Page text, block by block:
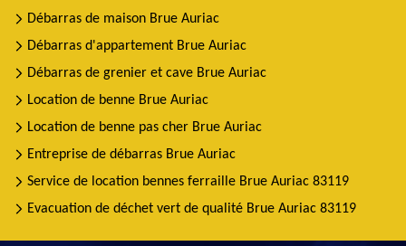
Débarras de maison Brue Auriac
Débarras d'appartement Brue Auriac
Débarras de grenier et cave Brue Auriac
Location de benne Brue Auriac
Location de benne pas cher Brue Auriac
Entreprise de débarras Brue Auriac
Service de location bennes ferraille Brue Auriac 83119
Evacuation de déchet vert de qualité Brue Auriac 83119